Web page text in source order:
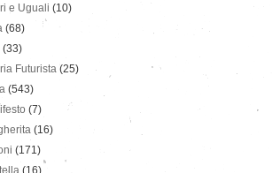
e Uguali (10)
(68)
(33)
Futurista (25)
(543)
(7)
(16)
(171)
(16)